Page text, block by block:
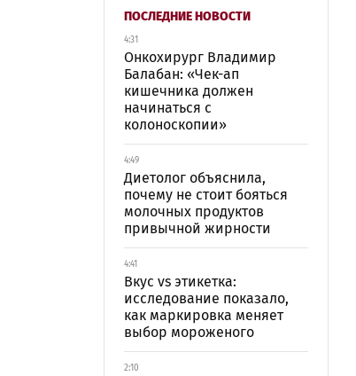
ПОСЛЕДНИЕ НОВОСТИ
4:31
Онкохирург Владимир
Балабан: «Чек-ап
кишечника должен
начинаться с
колоноскопии»
4:49
Диетолог объяснила,
почему не стоит бояться
молочных продуктов
привычной жирности
4:41
Вкус vs этикетка:
исследование показало,
как маркировка меняет
выбор мороженого
2:10